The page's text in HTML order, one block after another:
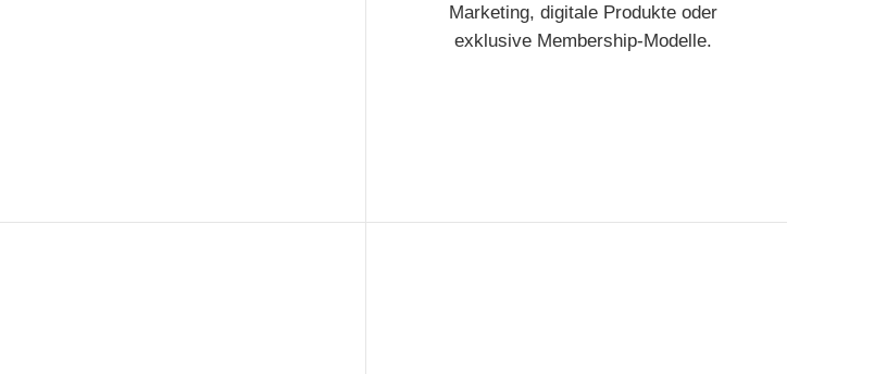
Marketing, digitale Produkte oder
exklusive Membership-Modelle.